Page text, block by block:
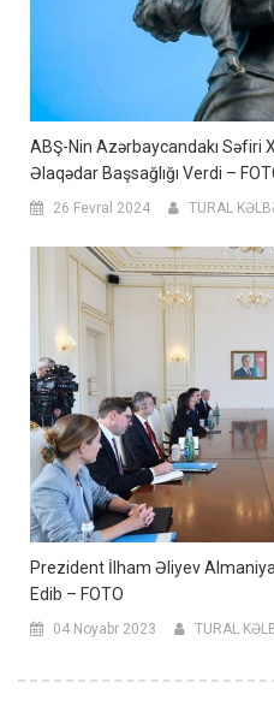
ABŞ-Nin Azərbaycandakı Səfiri
Əlaqədar Başsağlığı Verdi –
26 Fevral 2024 TURAL
Prezident İlham Əliyev
Edib – FOTO
04 Noyabr 2023 TURAL